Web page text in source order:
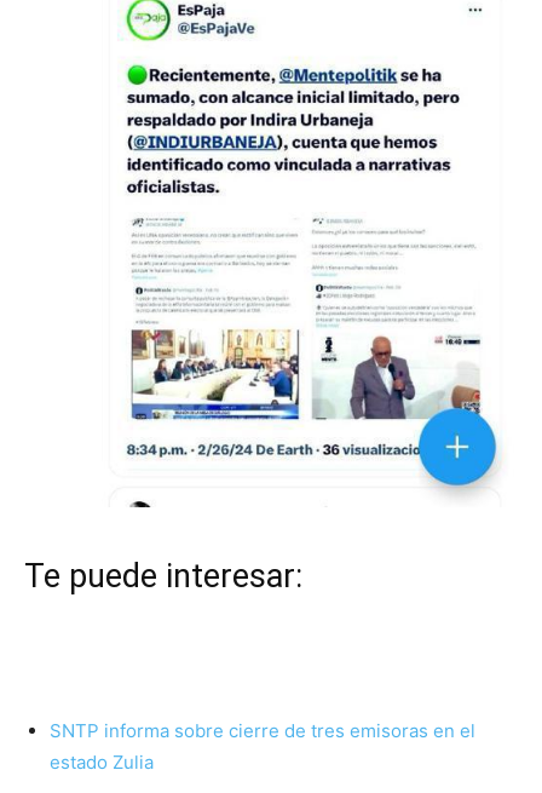
Te puede interesar:
SNTP informa sobre cierre de tres emisoras en el
estado Zulia